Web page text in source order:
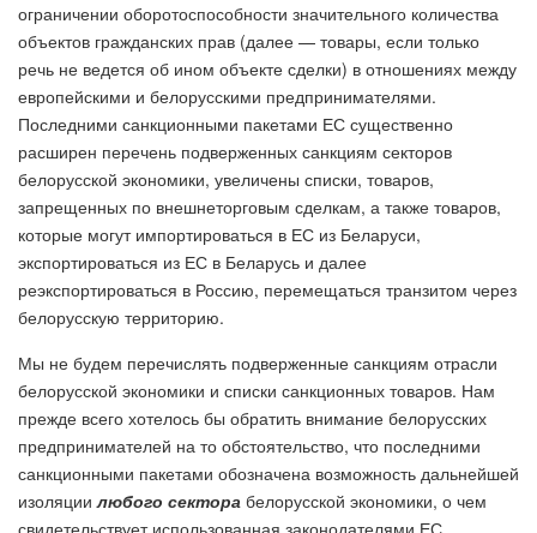
ограничении оборотоспособности значительного количества
объектов гражданских прав (далее — товары, если только
речь не ведется об ином объекте сделки) в отношениях между
европейскими и белорусскими предпринимателями.
Последними санкционными пакетами ЕС существенно
расширен перечень подверженных санкциям секторов
белорусской экономики, увеличены списки, товаров,
запрещенных по внешнеторговым сделкам, а также товаров,
которые могут импортироваться в ЕС из Беларуси,
экспортироваться из ЕС в Беларусь и далее
реэкспортироваться в Россию, перемещаться транзитом через
белорусскую территорию.
Мы не будем перечислять подверженные санкциям отрасли
белорусской экономики и списки санкционных товаров. Нам
прежде всего хотелось бы обратить внимание белорусских
предпринимателей на то обстоятельство, что последними
санкционными пакетами обозначена возможность дальнейшей
изоляциилюбого сектора белорусской экономики, о чем